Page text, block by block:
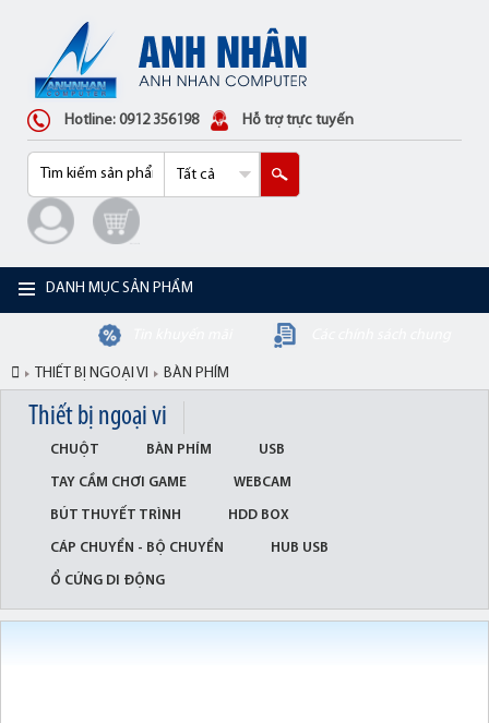
Hotline: 0912 356198 Hỗ trợ trực tuyến
DANH MỤC SẢN PHẨM
THIẾT BỊ NGOẠI VI BÀN PHÍM
Thiết bị ngoại vi
CHUỘT BÀN PHÍM USB
TAY CẦM CHƠI GAME WEBCAM
BÚT THUYẾT TRÌNH HDD BOX
CÁP CHUYỂN - BỘ CHUYỂN HUB USB
Ổ CỨNG DI ĐỘNG